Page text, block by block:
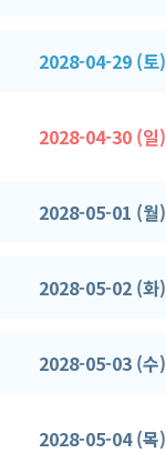
2028-04-29 (토)
2028-04-30 (일)
2028-05-01 (월)
2028-05-02 (화)
2028-05-03 (수)
2028-05-04 (목)